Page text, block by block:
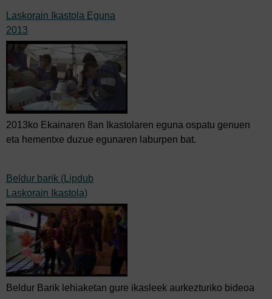
Laskorain Ikastola Eguna
2013
2013ko Ekainaren 8an Ikastolaren eguna ospatu genuen
eta hementxe duzue egunaren laburpen bat.
Beldur barik (Lipdub
Laskorain Ikastola)
Beldur Barik lehiaketan gure ikasleek aurkezturiko bideoa